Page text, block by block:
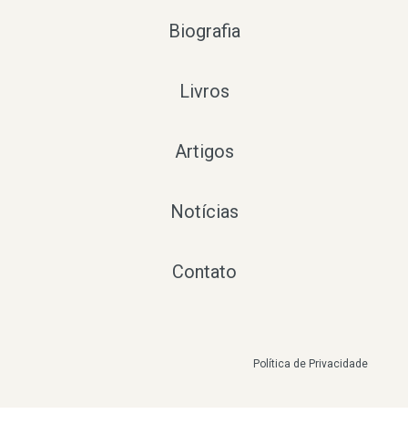
Biografia
Livros
Artigos
Notícias
Contato
Política de Privacidade